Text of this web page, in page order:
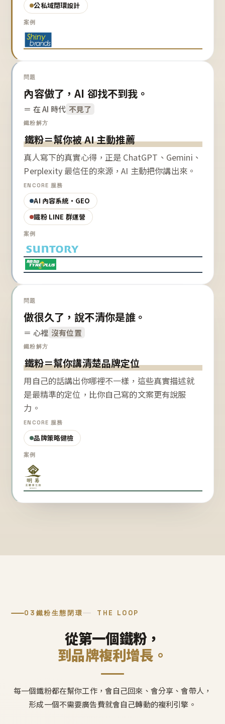
公私域閉環設計
案例
問題
內容做了，AI 卻找不到我。
＝ 在 AI 時代 不見了
鐵粉解方
鐵粉＝幫你被 AI 主動推薦
真人寫下的真實心得，正是 ChatGPT、Gemini、
Perplexity 最信任的來源，AI 主動把你講出來。
ENCORE 服務
AI 內容系統・GEO
鐵粉 LINE 群運營
案例
問題
做很久了，說不清你是誰。
＝ 心裡 沒有位置
鐵粉解方
鐵粉＝幫你講清楚品牌定位
用自己的話講出你哪裡不一樣，這些真實描述就
是最精準的定位，比你自己寫的文案更有說服
力。
ENCORE 服務
品牌策略健檢
案例
03 鐵粉生態閉環 THE LOOP
從第一個鐵粉，
到品牌複利增長。
每一個鐵粉都在幫你工作，會自己回來、會分享、會帶人，
形成一個不需要廣告費就會自己轉動的複利引擎。